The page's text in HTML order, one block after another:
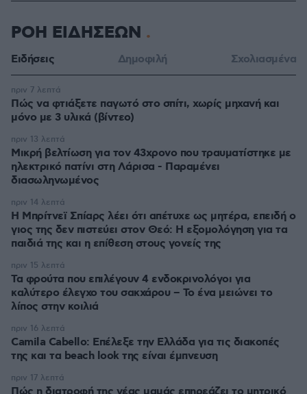
ΡΟΗ ΕΙΔΗΣΕΩΝ
Ειδήσεις Δημοφιλή Σχολιασμένα
Πώς να φτιάξετε παγωτό στο σπίτι, χωρίς μηχανή και
μόνο με 3 υλικά (βίντεο)
πριν 7 λεπτά
Μικρή βελτίωση για τον 43χρονο που τραυματίστηκε με
ηλεκτρικό πατίνι στη Λάρισα - Παραμένει
διασωληνωμένος
πριν 13 λεπτά
Η Μπρίτνεϊ Σπίαρς λέει ότι απέτυχε ως μητέρα, επειδή ο
γιος της δεν πιστεύει στον Θεό: Η εξομολόγηση για τα
παιδιά της και η επίθεση στους γονείς της
πριν 14 λεπτά
Τα φρούτα που επιλέγουν 4 ενδοκρινολόγοι για
καλύτερο έλεγχο του σακχάρου – Το ένα μειώνει το
λίπος στην κοιλιά
πριν 15 λεπτά
Camila Cabello: Επέλεξε την Ελλάδα για τις διακοπές
της και τα beach look της είναι έμπνευση
πριν 16 λεπτά
πριν 17 λεπτά